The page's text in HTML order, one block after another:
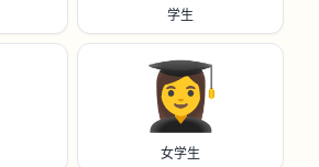
学生
👩‍🎓
女学生